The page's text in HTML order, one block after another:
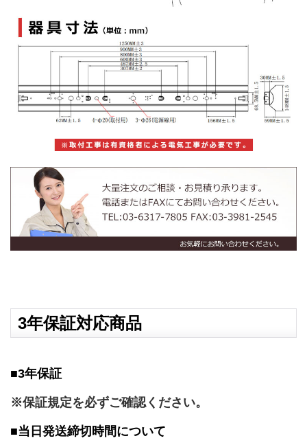
3年保証対応商品
■3年保証
※保証規定を必ずご確認ください。
■当日発送締切時間について